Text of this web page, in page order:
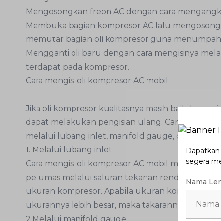
Mengosongkan freon AC dengan cara
Membuka bagian kompresor AC lalu
memutar bagian oli kompresor guna
Mengganti oli baru dengan cara mengisinya
terdapat pada kompresor.
Cara mengisi oli kompresor AC mobil
Jika oli kompresor kualitasnya masih baik,
dapat melakukan pengisian ulang. Cara mengisi
melalui lubang inlet, manifold gauge, dan
1. Melalui lubang inlet
Cara mengisi oli kompresor AC mobil melalui
pelumas melalui saluran tekanan rendah.
ukuran kompresor. Apabila ukuran kompresor
ukurannya lebih besar, maka takarannya bisa
2.Melalui manifold gauge
segera
Nama